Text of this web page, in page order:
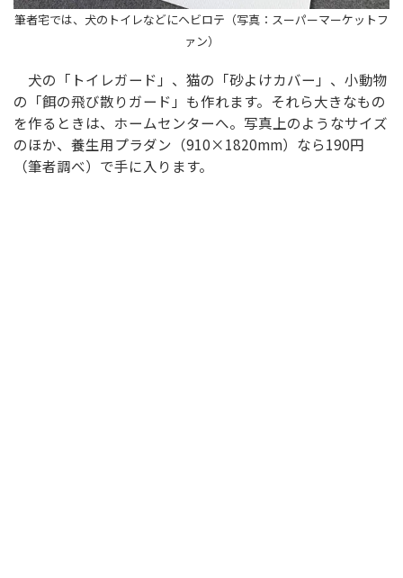
筆者宅では、犬のトイレなどにヘビロテ（写真：スーパーマーケットフ
ァン）
犬の「トイレガード」、猫の「砂よけカバー」、小動物
の「餌の飛び散りガード」も作れます。それら大きなもの
を作るときは、ホームセンターへ。写真上のようなサイズ
のほか、養生用プラダン（910×1820mm）なら190円
（筆者調べ）で手に入ります。